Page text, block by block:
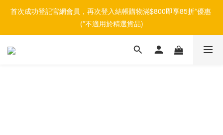
首次成功登記官網會員，再次登入結帳購物滿$800即享85折*優惠
(*不適用於精選貨品)